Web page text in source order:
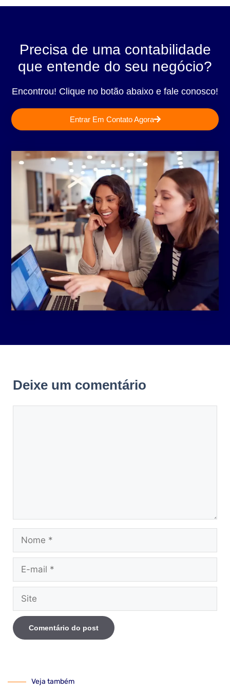
Precisa de uma contabilidade
que entende do seu negócio?
Encontrou! Clique no botão abaixo e fale conosco!
Entrar Em Contato Agora
Deixe um comentário
Veja também